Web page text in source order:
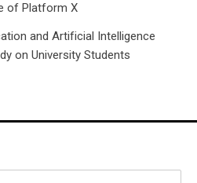
of Platform X
and Artificial Intelligence
on University Students